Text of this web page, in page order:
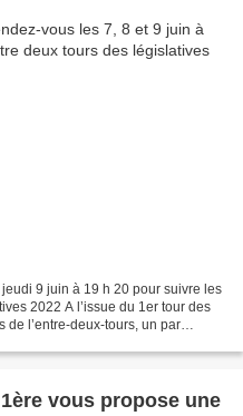
9 juin à 19 h 20 pour suivre les
2022 A l’issue du 1er tour des
de l’entre-deux-tours, un par
vous propose une